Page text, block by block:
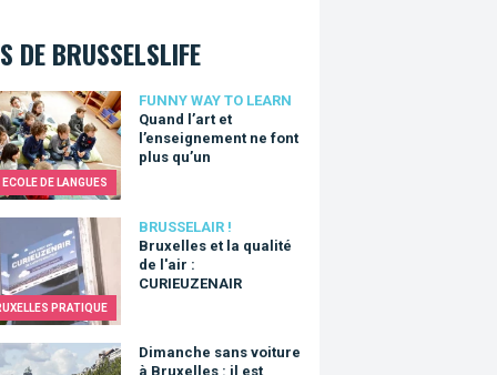
DE BRUSSELSLIFE
ECOLE DE LANGUES
FUNNY WAY TO LEARN
Quand l’art et
l’enseignement ne font
plus qu’un
l’art et l’enseignement ne font plus qu’un
PRATIQUE
BRUSSELAIR !
Bruxelles et la qualité
de l'air :
CURIEUZENAIR
et la qualité de l'air : CURIEUZENAIR
Dimanche sans voiture
à Bruxelles : il est
sans voiture à Bruxelles : il est temps de bouger!